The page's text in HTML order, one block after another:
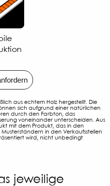
aus echtem Holz hergestellt. Die
sich aufgrund einer natürlichen
durch den Farbton, das
voneinander unterscheiden. Aus
mit dem Produkt, das in den
in den Verkaufsstellen
wird, nicht unbedingt
jeweilige